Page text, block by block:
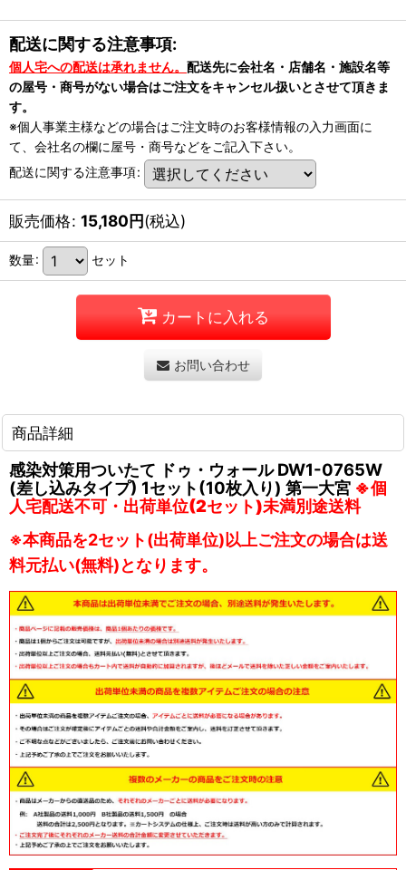
配送に関する注意事項:
個人宅への配送は承れません。 配送先に会社名・店舗名・施設名等
の屋号・商号がない場合はご注文をキャンセル扱いとさせて頂きま
す。
※個人事業主様などの場合はご注文時のお客様情報の入力画面に
て、会社名の欄に屋号・商号などをご記入下さい。
配送に関する注意事項:
販売価格: 15,180円(税込)
数量: セット
カートに入れる
お問い合わせ
商品詳細
感染対策用ついたて ドゥ・ウォール DW1-0765W
(差し込みタイプ) 1セット(10枚入り) 第一大宮 ※個
人宅配送不可・出荷単位(2セット)未満別途送料
※本商品を2セット(出荷単位)以上ご注文の場合は送
料元払い(無料)となります。